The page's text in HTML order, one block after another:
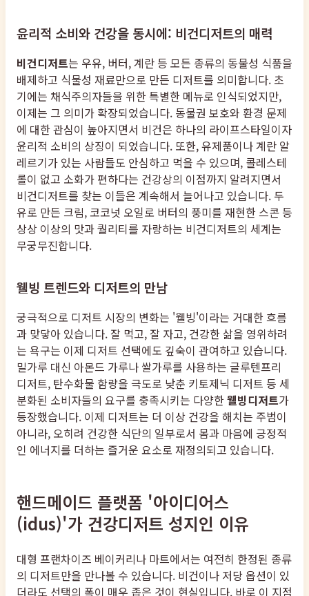
윤리적 소비와 건강을 동시에: 비건디저트의 매력
비건디저트는 우유, 버터, 계란 등 모든 종류의 동물성 식품을
배제하고 식물성 재료만으로 만든 디저트를 의미합니다. 초
기에는 채식주의자들을 위한 특별한 메뉴로 인식되었지만,
이제는 그 의미가 확장되었습니다. 동물권 보호와 환경 문제
에 대한 관심이 높아지면서 비건은 하나의 라이프스타일이자
윤리적 소비의 상징이 되었습니다. 또한, 유제품이나 계란 알
레르기가 있는 사람들도 안심하고 먹을 수 있으며, 콜레스테
롤이 없고 소화가 편하다는 건강상의 이점까지 알려지면서
비건디저트를 찾는 이들은 계속해서 늘어나고 있습니다. 두
유로 만든 크림, 코코넛 오일로 버터의 풍미를 재현한 스콘 등
상상 이상의 맛과 퀄리티를 자랑하는 비건디저트의 세계는
무궁무진합니다.
웰빙 트렌드와 디저트의 만남
궁극적으로 디저트 시장의 변화는 '웰빙'이라는 거대한 흐름
과 맞닿아 있습니다. 잘 먹고, 잘 자고, 건강한 삶을 영위하려
는 욕구는 이제 디저트 선택에도 깊숙이 관여하고 있습니다.
밀가루 대신 아몬드 가루나 쌀가루를 사용하는 글루텐프리
디저트, 탄수화물 함량을 극도로 낮춘 키토제닉 디저트 등 세
분화된 소비자들의 요구를 충족시키는 다양한웰빙디저트가
등장했습니다. 이제 디저트는 더 이상 건강을 해치는 주범이
아니라, 오히려 건강한 식단의 일부로서 몸과 마음에 긍정적
인 에너지를 더하는 즐거운 요소로 재정의되고 있습니다.
핸드메이드 플랫폼 '아이디어스
(idus)'가 건강디저트 성지인 이유
대형 프랜차이즈 베이커리나 마트에서는 여전히 한정된 종류
의 디저트만을 만나볼 수 있습니다. 비건이나 저당 옵션이 있
더라도 선택의 폭이 매우 좁은 것이 현실입니다. 바로 이 지점